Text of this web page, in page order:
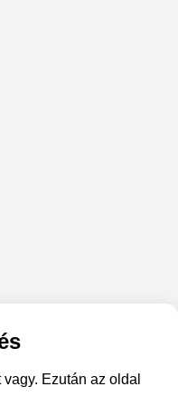
Ezután az oldal